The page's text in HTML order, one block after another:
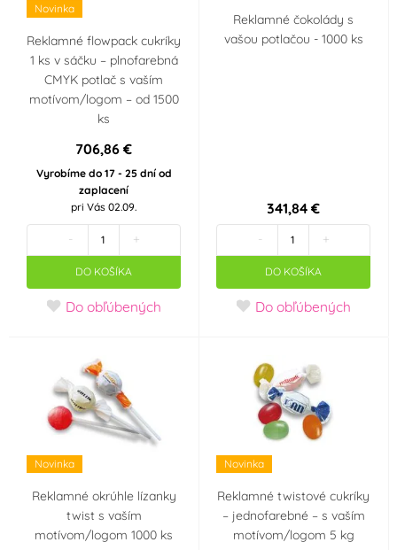
Novinka
Reklamné flowpack cukríky
1 ks v sáčku – plnofarebná
CMYK potlač s vaším
motívom/logom – od 1500
ks
706,86 €
Vyrobíme do 17 - 25 dní od
zaplacení
pri Vás 02.09.
- +
DO KOŠÍKA
Do obľúbených
Reklamné čokolády s
vašou potlačou - 1000 ks
341,84 €
- +
DO KOŠÍKA
Do obľúbených
Novinka
Reklamné okrúhle lízanky
twist s vaším
motívom/logom 1000 ks
Novinka
Reklamné twistové cukríky
– jednofarebné – s vaším
motívom/logom 5 kg